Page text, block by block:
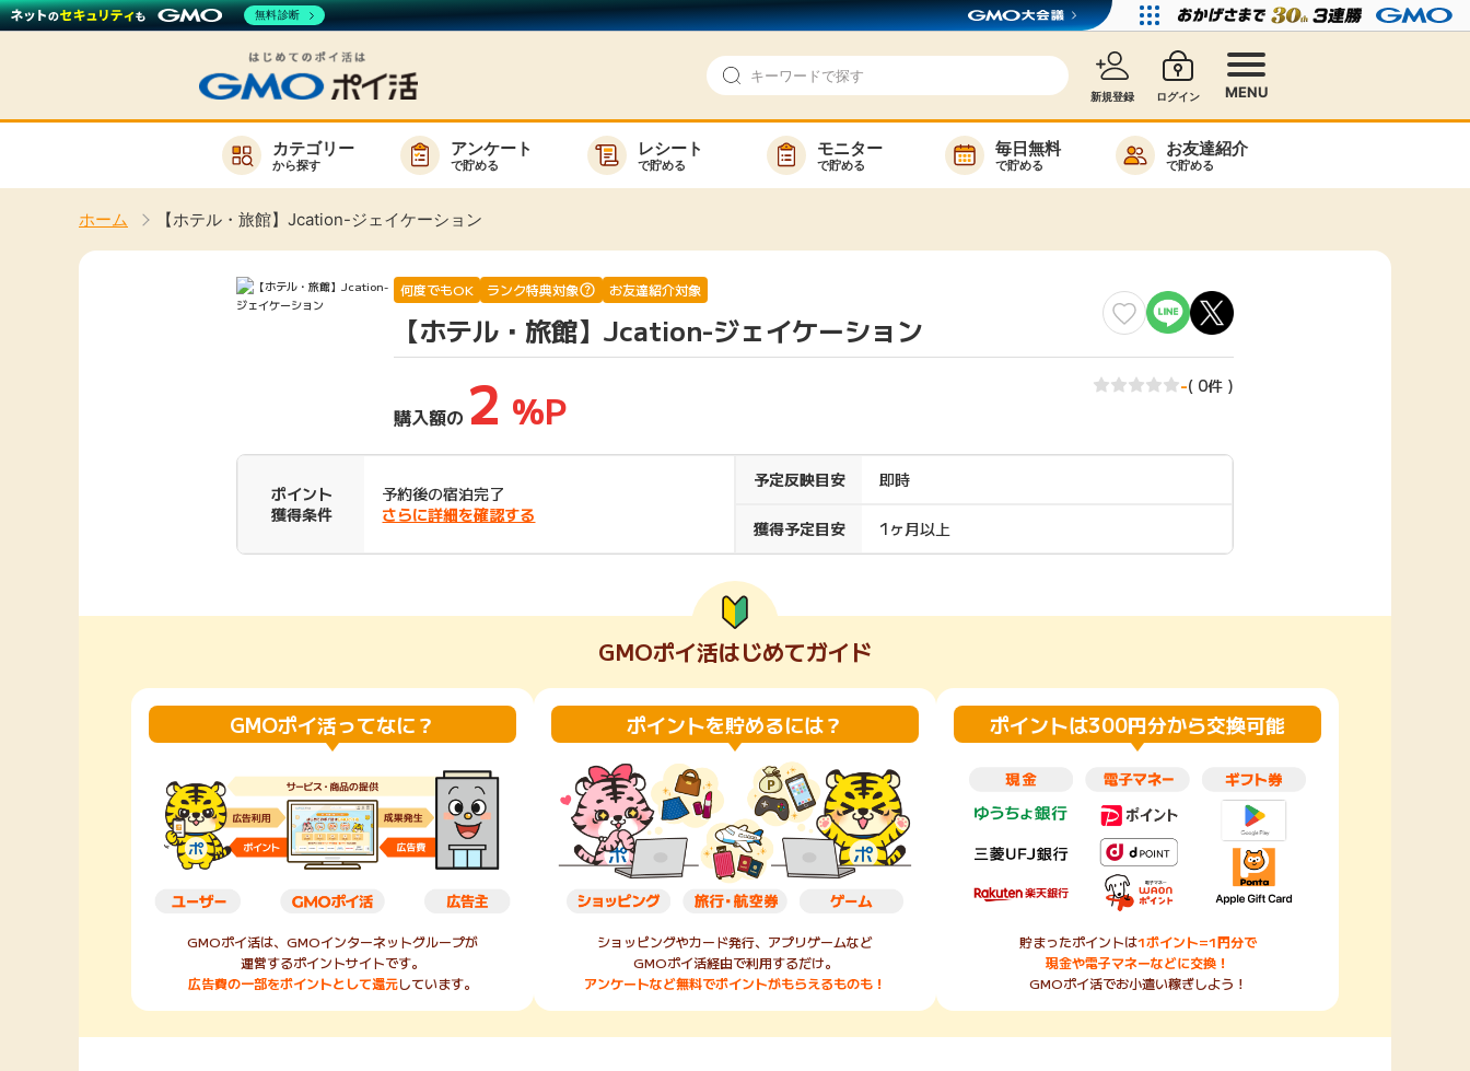
新規登録 ログイン MENU
お知らせ
新着
高還元 ゲーム
買い物
モニター
GMOポイ活の使い方
特集一覧
ヘルプセンター
カテゴリー
から探す
アンケート
で貯める
レシート
で貯める
モニター
で貯める
毎日無料
で貯める
お友達紹介
で貯める
ホーム 【ホテル・旅館】Jcation-ジェイケーション
サービスから検索
Rakuten Fashion
楽天証券 楽天ビューティ
購入額の1%P
その他の楽天サービス
カテゴリーから検索
新着
ポイ活
お得情報
（貯まる・使えるお店）
情報
何度でもOK ランク特典対象 お友達紹介対象
【ホテル・旅館】Jcation-ジェイケーション
購入額の 2 %P -( 0件 )
ポイント
獲得条件
予約後の宿泊完了
さらに詳細を確認する
予定反映目安 即時
獲得予定目安 1ヶ月以上
GMOポイ活はじめてガイド
GMOポイ活ってなに？
GMOポイ活は、GMOインターネットグループが
運営するポイントサイトです。
広告費の一部をポイントとして還元しています。
ポイントを貯めるには？
ショッピングやカード発行、アプリゲームなど
GMOポイ活経由で利用するだけ。
アンケートなど無料でポイントがもらえるものも！
ポイントは300円分から交換可能
貯まったポイントは1ポイント=1円分で
現金や電子マネーなどに交換！
GMOポイ活でお小遣い稼ぎしよう！
無料診断